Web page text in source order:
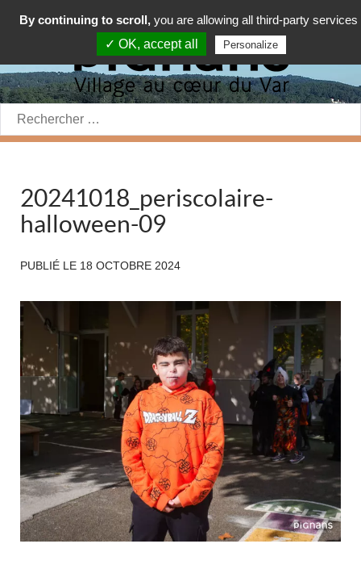
Rechercher:
20241018_periscolaire-
halloween-09
PUBLIÉ LE 18 OCTOBRE 2024
By continuing to scroll, you are allowing all third-party services
✓ OK, accept all
Personalize